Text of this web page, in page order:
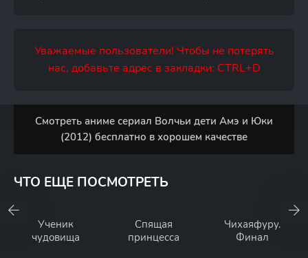
Уважаемые пользователи! Чтобы не потерять
нас, добавьте адрес в закладки: CTRL+D
Смотреть аниме сериал Волчьи дети Амэ и Юки
(2012) бесплатно в хорошем качестве
ЧТО ЕЩЕ ПОСМОТРЕТЬ
Ученик
чудовища
Спящая
принцесса
Чихаяфуру.
Финал